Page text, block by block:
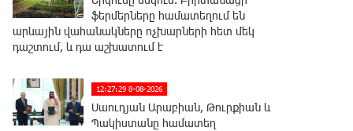
ֆերմերները համատեղում են
արևային վահանակները ոչխարների հետ մեկ
դաշտում, և դա աշխատում է
12:27:29 8-08-2026
Սաուդյան Արաբիան, Թուրքիան և
Պակիստանը համատեղ